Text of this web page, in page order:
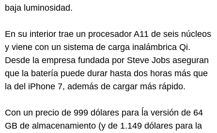
baja luminosidad.
En su interior trae un procesador A11 de seis núcleos
y viene con un sistema de carga inalámbrica Qi.
Desde la empresa fundada por Steve Jobs aseguran
que la batería puede durar hasta dos horas más que
la del iPhone 7, además de cargar más rápido.
Con un precio de 999 dólares para ĺa versión de 64
GB de almacenamiento (y de 1.149 dólares para la